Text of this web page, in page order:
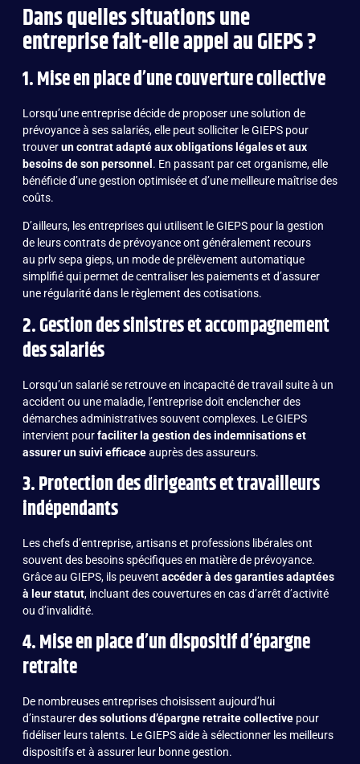
Dans quelles situations une
entreprise fait-elle appel au GIEPS ?
1. Mise en place d’une couverture collective
Lorsqu’une entreprise décide de proposer une solution de
prévoyance à ses salariés, elle peut solliciter le GIEPS pour
trouverun contrat adapté aux obligations légales et aux
besoins de son personnel . En passant par cet organisme, elle
bénéficie d’une gestion optimisée et d’une meilleure maîtrise des
coûts.
D’ailleurs, les entreprises qui utilisent le GIEPS pour la gestion
de leurs contrats de prévoyance ont généralement recours
au prlv sepa gieps, un mode de prélèvement automatique
simplifié qui permet de centraliser les paiements et d’assurer
une régularité dans le règlement des cotisations.
2. Gestion des sinistres et accompagnement
des salariés
Lorsqu’un salarié se retrouve en incapacité de travail suite à un
accident ou une maladie, l’entreprise doit enclencher des
démarches administratives souvent complexes. Le GIEPS
intervient pourfaciliter la gestion des indemnisations et
assurer un suivi efficaceauprès des assureurs.
3. Protection des dirigeants et travailleurs
indépendants
Les chefs d’entreprise, artisans et professions libérales ont
souvent des besoins spécifiques en matière de prévoyance.
Grâce au GIEPS, ils peuvent accéder à des garanties adaptées
à leur statut, incluant des couvertures en cas d’arrêt d’activité
ou d’invalidité.
4. Mise en place d’un dispositif d’épargne
retraite
De nombreuses entreprises choisissent aujourd’hui
d’instaurerdes solutions d’épargne retraite collective pour
fidéliser leurs talents. Le GIEPS aide à sélectionner les meilleurs
dispositifs et à assurer leur bonne gestion.